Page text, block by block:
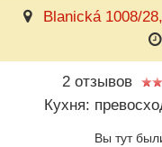
Blanická 1008/
2 отзывов
Кухня:
Вы тут